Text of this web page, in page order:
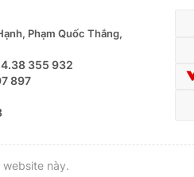
Phạm Quốc Thắng,
355 932
897
này.